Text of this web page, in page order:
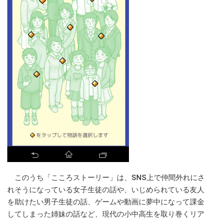
このうち「こころストーリー」は、SNS上で仲間外れにさ
れそうになっている女子生徒の話や、いじめられている友人
を助けたい男子生徒の話、ゲームや動画に夢中になって課金
してしまった姉妹の話など、現代の小中高生を取り巻くリア